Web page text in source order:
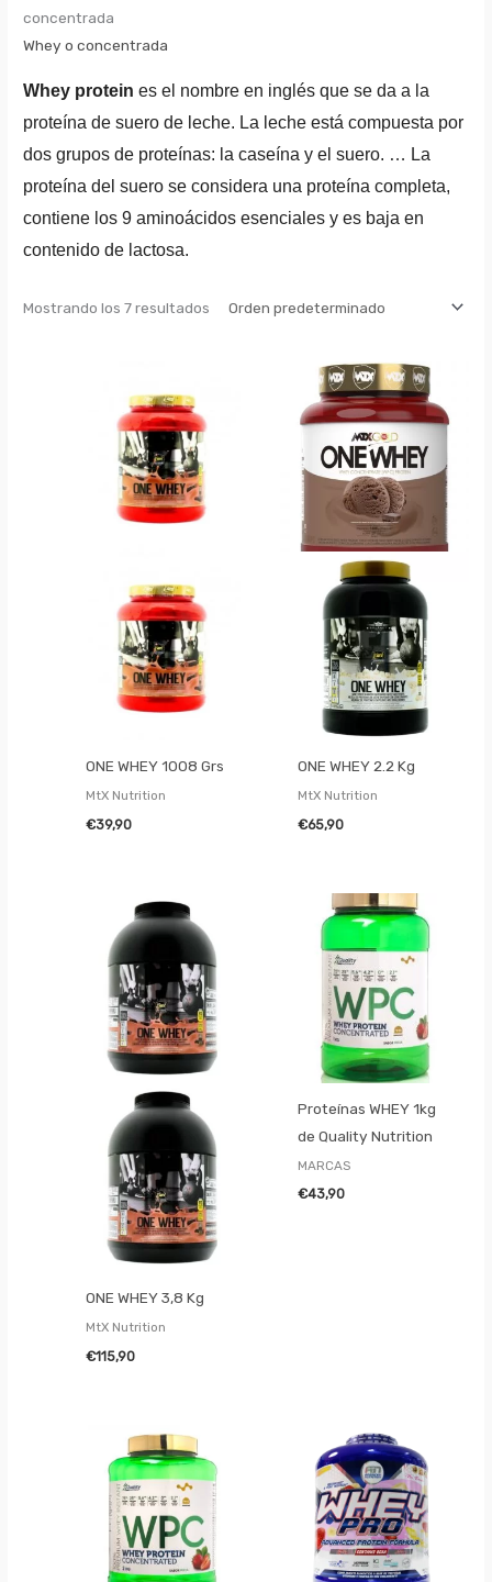
concentrada
Whey o concentrada
Whey protein es el nombre en inglés que se da a la
proteína de suero de leche. La leche está compuesta por
dos grupos de proteínas: la caseína y el suero. … La
proteína del suero se considera una proteína completa,
contiene los 9 aminoácidos esenciales y es baja en
contenido de lactosa.
Mostrando los 7 resultados
ONE WHEY 1008 Grs
MtX Nutrition
€39,90
ONE WHEY 2.2 Kg
MtX Nutrition
€65,90
ONE WHEY 3,8 Kg
MtX Nutrition
€115,90
Proteínas WHEY 1kg
de Quality Nutrition
MARCAS
€43,90